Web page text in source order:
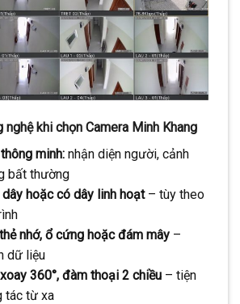
nghệ khi chọn Camera Minh Khang
minh: nhận diện người, cảnh
bất thường
hoặc có dây linh hoạt– tùy theo
nhớ, ổ cứng hoặc đám mây –
dữ liệu
360°, đàm thoại 2 chiều – tiện
tác từ xa